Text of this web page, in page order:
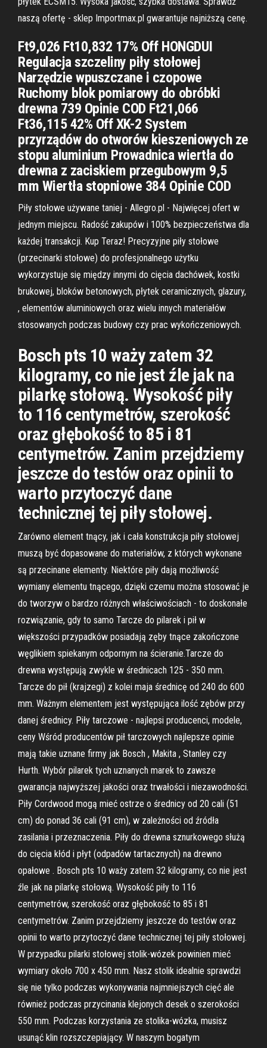
naszą ofertę - sklep Importmax.pl gwarantuje najniższą cenę.
Ft9,026 Ft10,832 17% Off HONGDUI
Regulacja szczeliny piły stołowej
Narzędzie wpuszczane i czopowe
Ruchomy blok pomiarowy do obróbki
drewna 739 Opinie COD Ft21,066
Ft36,115 42% Off XK-2 System
przyrządów do otworów kieszeniowych ze
stopu aluminium Prowadnica wiertła do
drewna z zaciskiem przegubowym 9,5
mm Wiertła stopniowe 384 Opinie COD
Piły stołowe używane taniej - Allegro.pl - Najwięcej ofert w
jednym miejscu. Radość zakupów i 100% bezpieczeństwa dla
każdej transakcji. Kup Teraz! Precyzyjne piły stołowe
(przecinarki stołowe) do profesjonalnego użytku
wykorzystuje się między innymi do cięcia dachówek, kostki
brukowej, bloków betonowych, płytek ceramicznych, glazury,
, elementów aluminiowych oraz wielu innych materiałów
stosowanych podczas budowy czy prac wykończeniowych.
Bosch pts 10 waży zatem 32
kilogramy, co nie jest źle jak na
pilarkę stołową. Wysokość piły
to 116 centymetrów, szerokość
oraz głębokość to 85 i 81
centymetrów. Zanim przejdziemy
jeszcze do testów oraz opinii to
warto przytoczyć dane
technicznej tej piły stołowej.
Zarówno element tnący, jak i cała konstrukcja piły stołowej
muszą być dopasowane do materiałów, z których wykonane
są przecinane elementy. Niektóre piły dają możliwość
wymiany elementu tnącego, dzięki czemu można stosować je
do tworzyw o bardzo różnych właściwościach - to doskonałe
rozwiązanie, gdy to samo Tarcze do pilarek i pił w
większości przypadków posiadają zęby tnące zakończone
węglikiem spiekanym odpornym na ścieranie.Tarcze do
drewna występują zwykle w średnicach 125 - 350 mm.
Tarcze do pił (krajzegi) z kolei maja średnicę od 240 do 600
mm. Ważnym elementem jest występująca ilość zębów przy
danej średnicy. Piły tarczowe - najlepsi producenci, modele,
ceny Wśród producentów pił tarczowych najlepsze opinie
mają takie uznane firmy jak Bosch , Makita , Stanley czy
Hurth. Wybór pilarek tych uznanych marek to zawsze
gwarancja najwyższej jakości oraz trwałości i niezawodności.
Piły Cordwood mogą mieć ostrze o średnicy od 20 cali (51
cm) do ponad 36 cali (91 cm), w zależności od źródła
zasilania i przeznaczenia. Piły do drewna sznurkowego służą
do cięcia kłód i płyt (odpadów tartacznych) na drewno
opałowe . Bosch pts 10 waży zatem 32 kilogramy, co nie jest
źle jak na pilarkę stołową. Wysokość piły to 116
centymetrów, szerokość oraz głębokość to 85 i 81
centymetrów. Zanim przejdziemy jeszcze do testów oraz
opinii to warto przytoczyć dane technicznej tej piły stołowej.
W przypadku pilarki stołowej stolik-wózek powinien mieć
wymiary około 700 x 450 mm. Nasz stolik idealnie sprawdzi
się nie tylko podczas wykonywania najmniejszych cięć ale
również podczas przycinania klejonych desek o szerokości
550 mm. Podczas korzystania ze stolika-wózka, musisz
usunąć klin rozszczepiający. W naszym bogatym